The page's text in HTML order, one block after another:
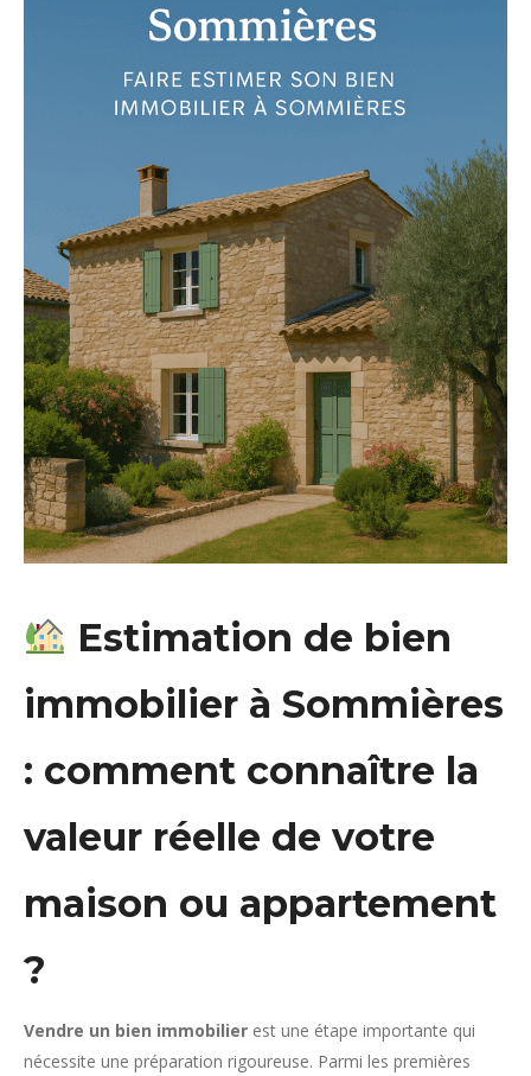
Estimation de bien
immobilier à Sommières
: comment connaître la
valeur réelle de votre
maison ou appartement
?
Vendre un bien immobilier est une étape importante qui
nécessite une préparation rigoureuse. Parmi les premières